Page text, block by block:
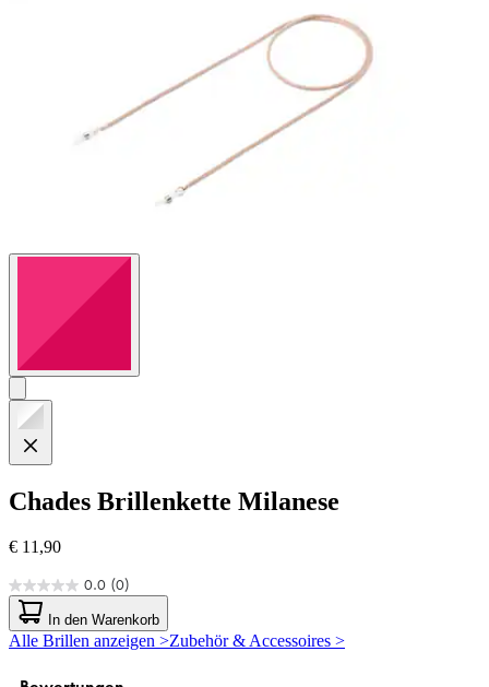
Chades Brillenkette Milanese
€ 11,90
0.0 (0)
0.0
von
5
Sternen.
In den Warenkorb
Alle Brillen anzeigen >Zubehör & Accessoires >